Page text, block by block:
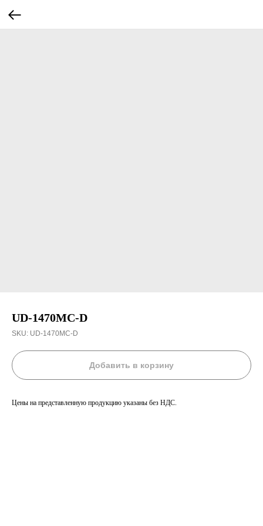
UD-1470MC-D
SKU: UD-1470MC-D
Добавить в корзину
Цены на представленную продукцию указаны без НДС.